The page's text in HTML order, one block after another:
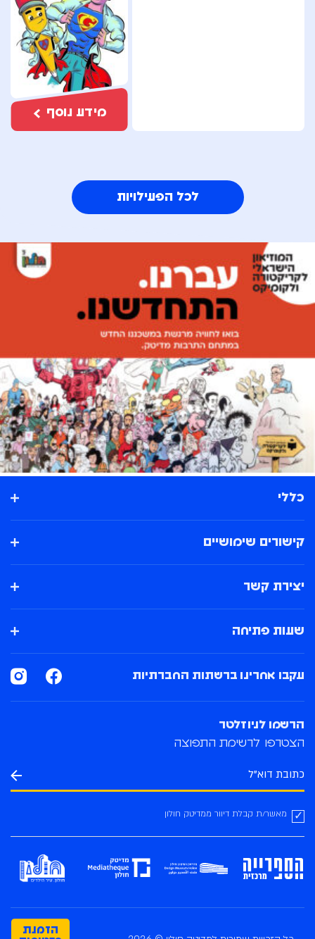
מידע נוסף
לכל הפעילויות
כללי
קישורים שימושיים
יצירת קשר
שעות פתיחה
הרשמו לניוזלטר
הצטרפו לרשימת התפוצה
מאשר/ת קבלת דיוור ממדיטק חולון
עקבו אחרינו ברשתות החברתיות
הזמנת